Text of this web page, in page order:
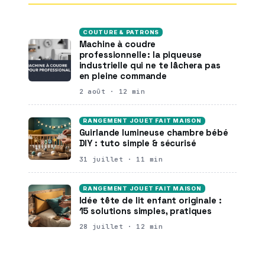
COUTURE & PATRONS
Machine à coudre
professionnelle : la piqueuse
industrielle qui ne te lâchera pas
en pleine commande
2 août · 12 min
RANGEMENT JOUET FAIT MAISON
Guirlande lumineuse chambre bébé
DIY : tuto simple & sécurisé
31 juillet · 11 min
RANGEMENT JOUET FAIT MAISON
Idée tête de lit enfant originale :
15 solutions simples, pratiques
28 juillet · 12 min